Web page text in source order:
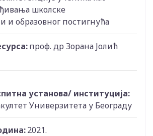
школске
и образовног постигнућа
проф. др Зорана Јолић
установа/ институција:
Универзитета у Београду
2021.